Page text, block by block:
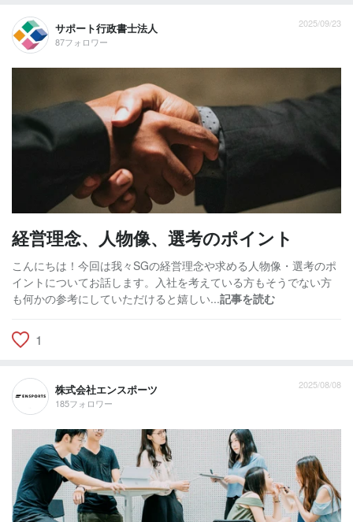
サポート行政書士法人
87フォロワー
2025/09/23
経営理念、人物像、選考のポイント
こんにちは！今回は我々SGの経営理念や求める人物像・選考のポ
イントについてお話します。入社を考えている方もそうでない方
も何かの参考にしていただけると嬉しい...記事を読む
1
株式会社エンスポーツ
185フォロワー
2025/08/08